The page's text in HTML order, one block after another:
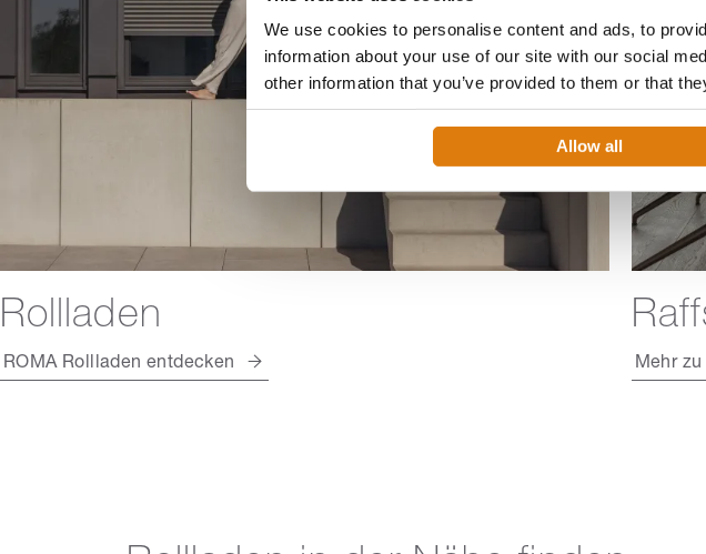
We use cookies to personalise content and ads, to
information about your use of our site with our social
other information that you’ve provided to them or that
Allow all
Rollladen
ROMA Rollladen entdecken Mehr